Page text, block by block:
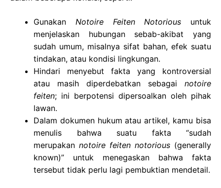
Gunakan Notoire Feiten Notorious untuk
menjelaskan hubungan sebab-akibat yang
sudah umum, misalnya sifat bahan, efek suatu
tindakan, atau kondisi lingkungan.
Hindari menyebut fakta yang kontroversial
atau masih diperdebatkan sebagai notoire
feiten; ini berpotensi dipersoalkan oleh pihak
lawan.
Dalam dokumen hukum atau artikel, kamu bisa
menulis bahwa suatu fakta “sudah
merupakan notoire feiten notorious (generally
known)” untuk menegaskan bahwa fakta
tersebut tidak perlu lagi pembuktian mendetail.